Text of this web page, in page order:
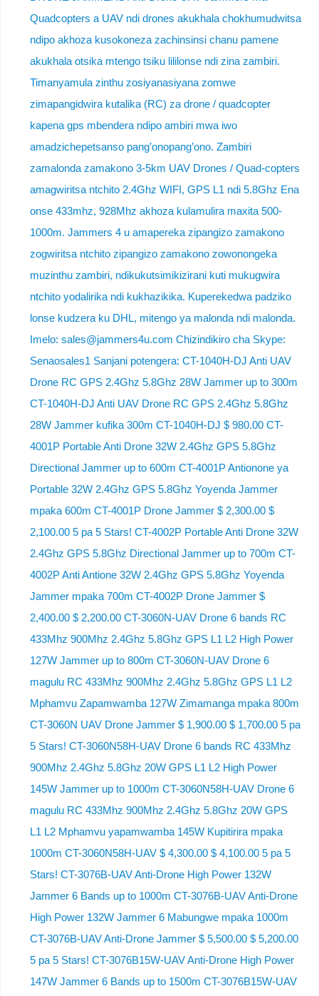
Quadcopters a UAV ndi drones akukhala chokhumudwitsa
ndipo akhoza kusokoneza zachinsinsi chanu pamene
akukhala otsika mtengo tsiku lililonse ndi zina zambiri.
Timanyamula zinthu zosiyanasiyana zomwe
zimapangidwira kutalika (RC) za drone / quadcopter
kapena gps mbendera ndipo ambiri mwa iwo
amadzichepetsanso pang’onopang’ono. Zambiri
zamalonda zamakono 3-5km UAV Drones / Quad-copters
amagwiritsa ntchito 2.4Ghz WIFI, GPS L1 ndi 5.8Ghz Ena
onse 433mhz, 928Mhz akhoza kulamulira maxita 500-
1000m. Jammers 4 u amapereka zipangizo zamakono
zogwiritsa ntchito zipangizo zamakono zowonongeka
muzinthu zambiri, ndikukutsimikizirani kuti mukugwira
ntchito yodalirika ndi kukhazikika. Kuperekedwa padziko
lonse kudzera ku DHL, mitengo ya malonda ndi malonda.
Imelo: sales@jammers4u.com Chizindikiro cha Skype:
Senaosales1 Sanjani potengera: CT-1040H-DJ Anti UAV
Drone RC GPS 2.4Ghz 5.8Ghz 28W Jammer up to 300m
CT-1040H-DJ Anti UAV Drone RC GPS 2.4Ghz 5.8Ghz
28W Jammer kufika 300m CT-1040H-DJ $ 980.00 CT-
4001P Portable Anti Drone 32W 2.4Ghz GPS 5.8Ghz
Directional Jammer up to 600m CT-4001P Antionone ya
Portable 32W 2.4Ghz GPS 5.8Ghz Yoyenda Jammer
mpaka 600m CT-4001P Drone Jammer $ 2,300.00 $
2,100.00 5 pa 5 Stars! CT-4002P Portable Anti Drone 32W
2.4Ghz GPS 5.8Ghz Directional Jammer up to 700m CT-
4002P Anti Antione 32W 2.4Ghz GPS 5.8Ghz Yoyenda
Jammer mpaka 700m CT-4002P Drone Jammer $
2,400.00 $ 2,200.00 CT-3060N-UAV Drone 6 bands RC
433Mhz 900Mhz 2.4Ghz 5.8Ghz GPS L1 L2 High Power
127W Jammer up to 800m CT-3060N-UAV Drone 6
magulu RC 433Mhz 900Mhz 2.4Ghz 5.8Ghz GPS L1 L2
Mphamvu Zapamwamba 127W Zimamanga mpaka 800m
CT-3060N UAV Drone Jammer $ 1,900.00 $ 1,700.00 5 pa
5 Stars! CT-3060N58H-UAV Drone 6 bands RC 433Mhz
900Mhz 2.4Ghz 5.8Ghz 20W GPS L1 L2 High Power
145W Jammer up to 1000m CT-3060N58H-UAV Drone 6
magulu RC 433Mhz 900Mhz 2.4Ghz 5.8Ghz 20W GPS
L1 L2 Mphamvu yapamwamba 145W Kupitirira mpaka
1000m CT-3060N58H-UAV $ 4,300.00 $ 4,100.00 5 pa 5
Stars! CT-3076B-UAV Anti-Drone High Power 132W
Jammer 6 Bands up to 1000m CT-3076B-UAV Anti-Drone
High Power 132W Jammer 6 Mabungwe mpaka 1000m
CT-3076B-UAV Anti-Drone Jammer $ 5,500.00 $ 5,200.00
5 pa 5 Stars! CT-3076B15W-UAV Anti-Drone High Power
147W Jammer 6 Bands up to 1500m CT-3076B15W-UAV